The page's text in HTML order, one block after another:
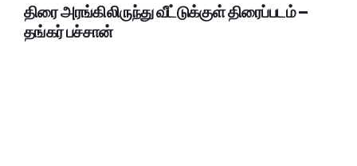
திரை அரங்கிலிருந்து வீட்டுக்குள் திரைப்படம் –
தங்கர் பச்சான்